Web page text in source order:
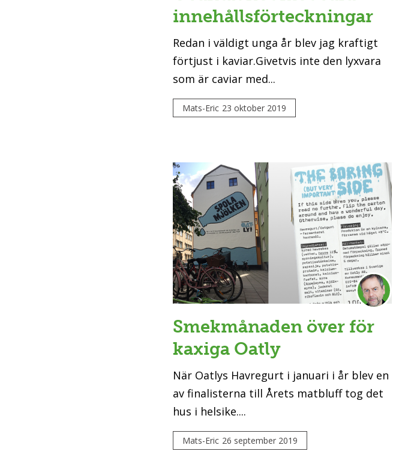
innehållsförteckningar
Redan i väldigt unga år blev jag kraftigt
förtjust i kaviar.Givetvis inte den lyxvara
som är caviar med...
Mats-Eric 23 oktober 2019
Smekmånaden över för
kaxiga Oatly
När Oatlys Havregurt i januari i år blev en
av finalisterna till Årets matbluff tog det
hus i helsike....
Mats-Eric 26 september 2019